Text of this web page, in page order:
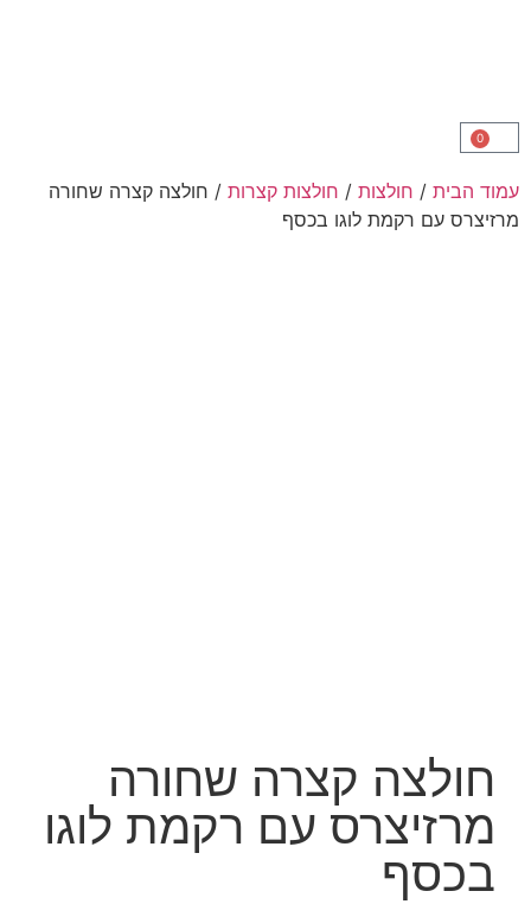
/חולצות/ חולצות קצרות/ חולצה קצרה שחורה
רקמת לוגו בכסף
קצרה שחורה
עם רקמת לוגו